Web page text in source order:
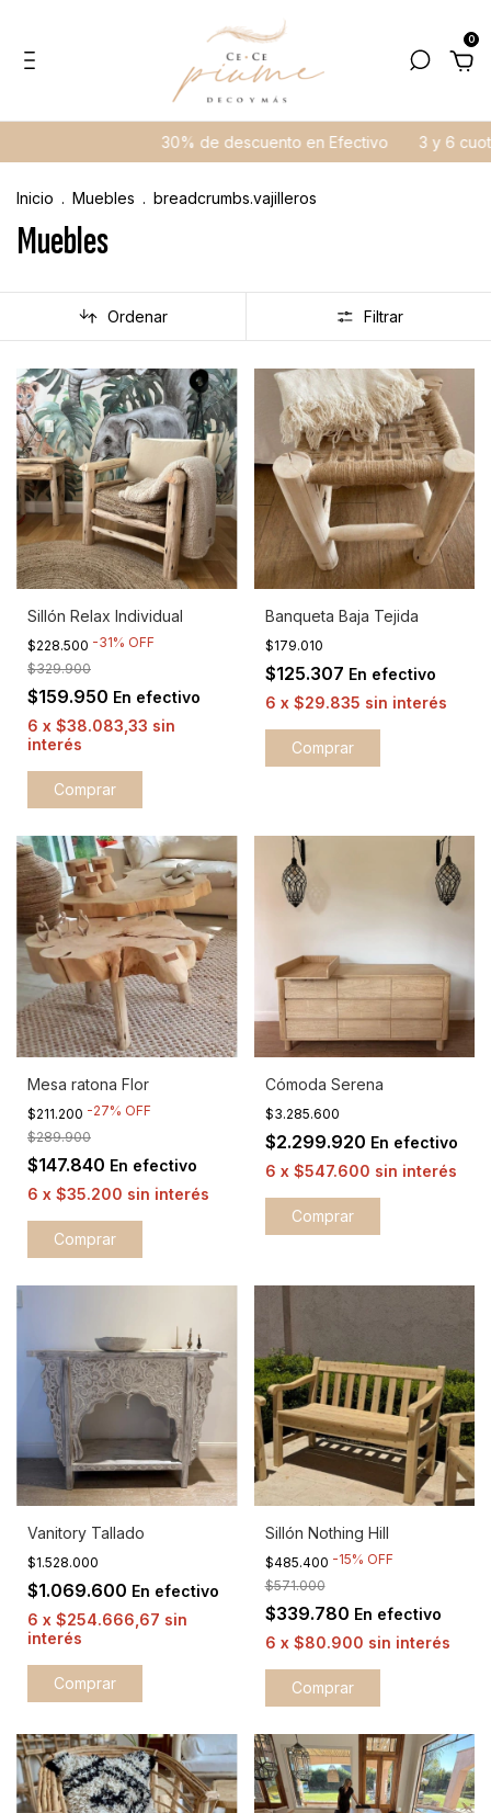
0
30% de descuento en Efectivo 3 y 6 cuotas sin interés
Inicio . Muebles . breadcrumbs.vajilleros
Muebles
Ordenar Filtrar
Sillón Relax Individual
$228.500 -31% OFF
$329.900
$159.950 En efectivo
6 x $38.083,33 sin
interés
Comprar
Banqueta Baja Tejida
$179.010
$125.307 En efectivo
6 x $29.835 sin interés
Mesa ratona Flor
$211.200 -27% OFF
$289.900
$147.840 En efectivo
6 x $35.200 sin interés
Comprar
Cómoda Serena
$3.285.600
$2.299.920 En efectivo
6 x $547.600 sin interés
Comprar
Vanitory Tallado
$1.528.000
$1.069.600 En efectivo
6 x $254.666,67 sin
interés
Sillón Nothing Hill
$485.400 -15% OFF
$571.000
$339.780 En efectivo
6 x $80.900 sin interés
Comprar